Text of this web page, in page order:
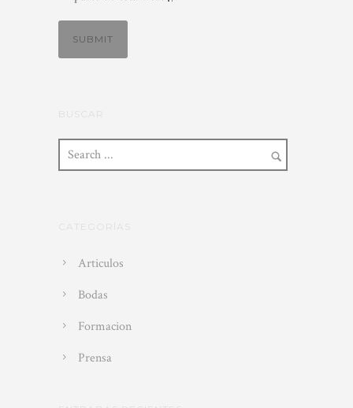
Articulos
Bodas
Formacion
Prensa